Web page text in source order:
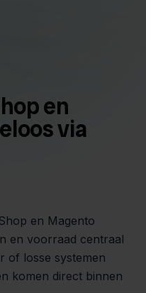
en
via
en Magento
en voorraad centraal
of losse systemen
komen direct binnen